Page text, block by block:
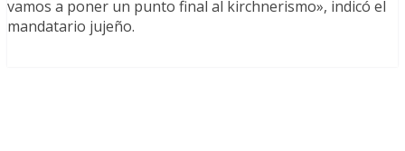
vamos a poner un punto final al kirchnerismo», indicó el
mandatario jujeño.